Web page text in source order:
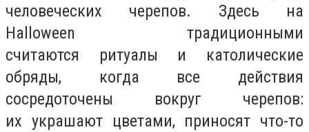
человеческих черепов. Здесь на
Halloween традиционными
считаются ритуалы и католические
обряды, когда все действия
сосредоточены вокруг черепов:
их украшают цветами, приносят что-то